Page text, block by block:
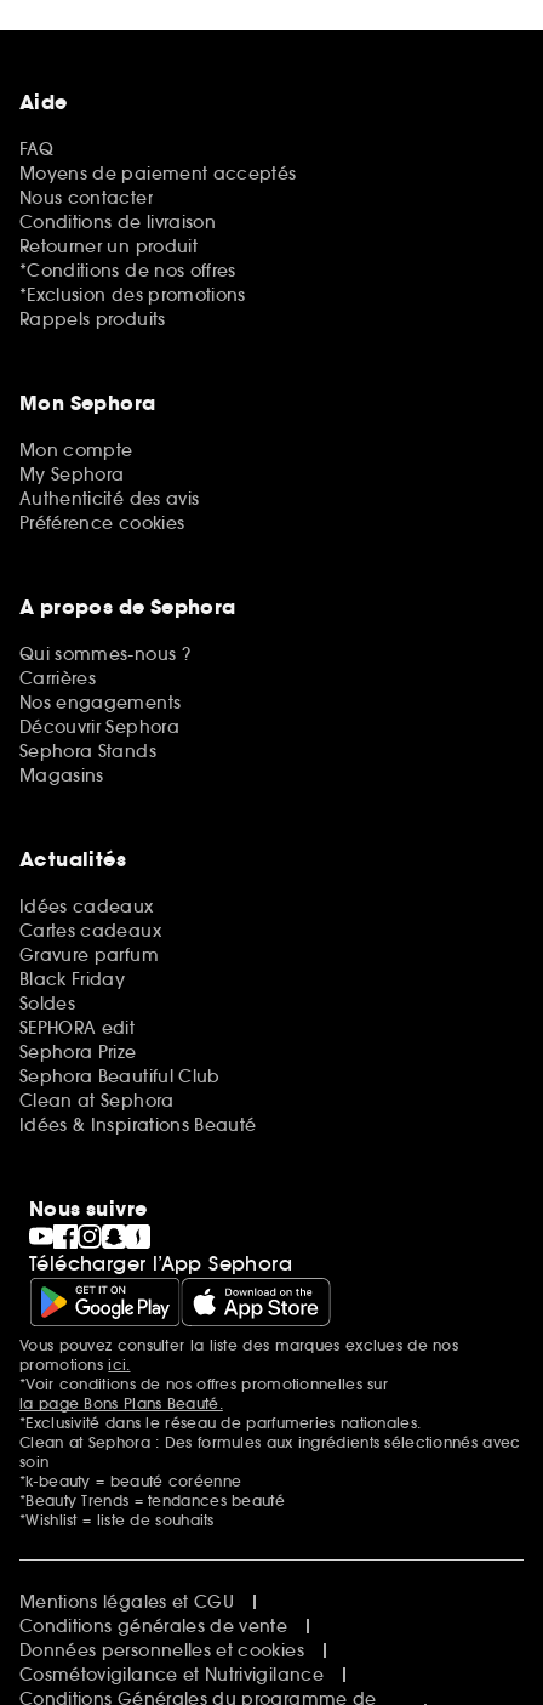
Aide
FAQ
Moyens de paiement acceptés
Nous contacter
Conditions de livraison
Retourner un produit
*Conditions de nos offres
*Exclusion des promotions
Rappels produits
Mon Sephora
Mon compte
My Sephora
Authenticité des avis
Préférence cookies
A propos de Sephora
Qui sommes-nous ?
Carrières
Nos engagements
Découvrir Sephora
Sephora Stands
Magasins
Actualités
Idées cadeaux
Cartes cadeaux
Gravure parfum
Black Friday
Soldes
SEPHORA edit
Sephora Prize
Sephora Beautiful Club
Clean at Sephora
Idées & Inspirations Beauté
Nous suivre
Télécharger l’App Sephora
Mentions additionnelles
Vous pouvez consulter la liste des marques exclues de nos
promotionsici.
*Voir conditions de nos offres promotionnelles sur
la page Bons Plans Beauté.
*Exclusivité dans le réseau de parfumeries nationales.
Clean at Sephora : Des formules aux ingrédients sélectionnés avec
soin
*k-beauty = beauté coréenne
*Beauty Trends = tendances beauté
*Wishlist = liste de souhaits
Mentions légales et CGU
Conditions générales de vente
Données personnelles et cookies
Cosmétovigilance et Nutrivigilance
Conditions Générales du programme de